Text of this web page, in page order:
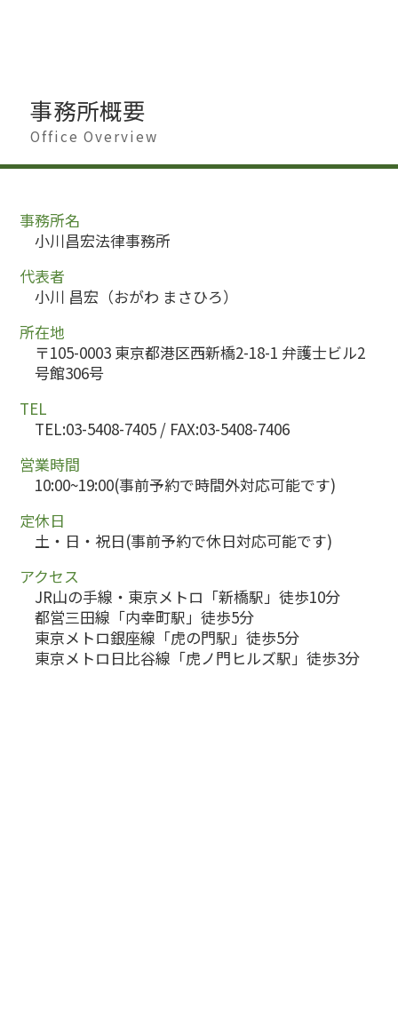
事務所概要
Office Overview
事務所名
小川昌宏法律事務所
代表者
小川 昌宏（おがわ まさひろ）
所在地
〒105-0003 東京都港区西新橋2-18-1 弁護士ビル2
号館306号
TEL
TEL:03-5408-7405 / FAX:03-5408-7406
営業時間
10:00~19:00(事前予約で時間外対応可能です)
定休日
土・日・祝日(事前予約で休日対応可能です)
アクセス
JR山の手線・東京メトロ「新橋駅」徒歩10分
都営三田線「内幸町駅」徒歩5分
東京メトロ銀座線「虎の門駅」徒歩5分
東京メトロ日比谷線「虎ノ門ヒルズ駅」徒歩3分